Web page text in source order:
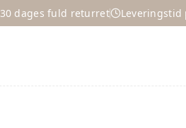
30 dages fuld returret Leveringstid